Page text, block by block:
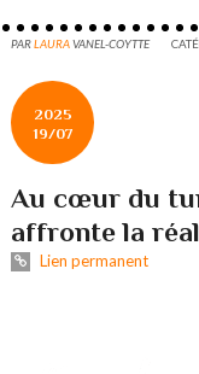
PARLAURAVANEL-COYTTE
2025
19/07
Au cœur du
affronte la
Lien permanent